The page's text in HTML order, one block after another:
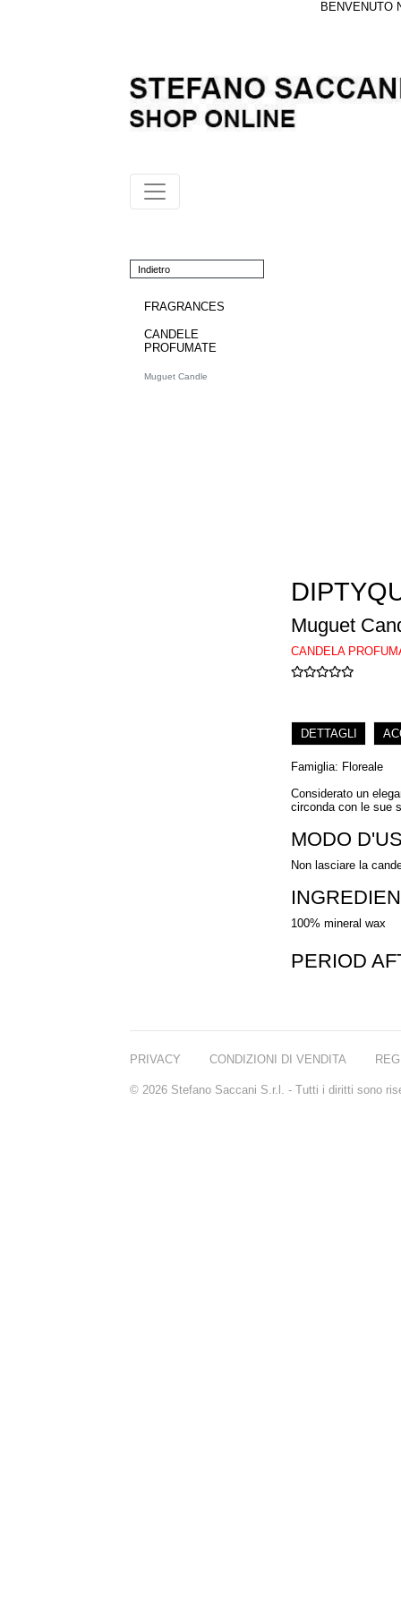
BENVENUTO
Indietro
FRAGRANCES
CANDELE
PROFUMATE
Muguet Candle
Muguet
CANDELA
DETTAGLI
Famiglia: Floreale
Considerato un
circonda con le sue
MODO
Non lasciare la
100% mineral wax
PERIOD
PRIVACY CONDIZIONI DI VENDITA
© 2026 Stefano Saccani S.r.l. - Tutti i diritti sono